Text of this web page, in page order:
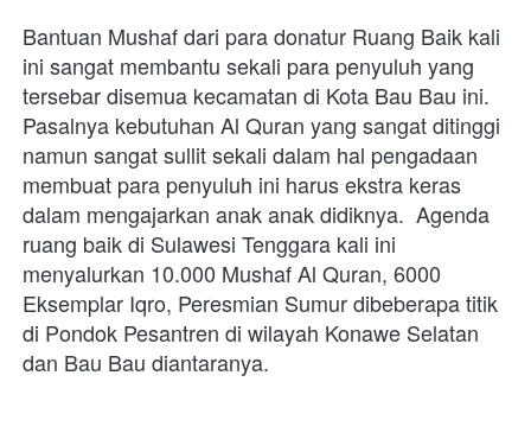
Bantuan Mushaf dari para donatur Ruang Baik kali
ini sangat membantu sekali para penyuluh yang
tersebar disemua kecamatan di Kota Bau Bau ini.
Pasalnya kebutuhan Al Quran yang sangat ditinggi
namun sangat sullit sekali dalam hal pengadaan
membuat para penyuluh ini harus ekstra keras
dalam mengajarkan anak anak didiknya.  Agenda
ruang baik di Sulawesi Tenggara kali ini
menyalurkan 10.000 Mushaf Al Quran, 6000
Eksemplar Iqro, Peresmian Sumur dibeberapa titik
di Pondok Pesantren di wilayah Konawe Selatan
dan Bau Bau diantaranya.